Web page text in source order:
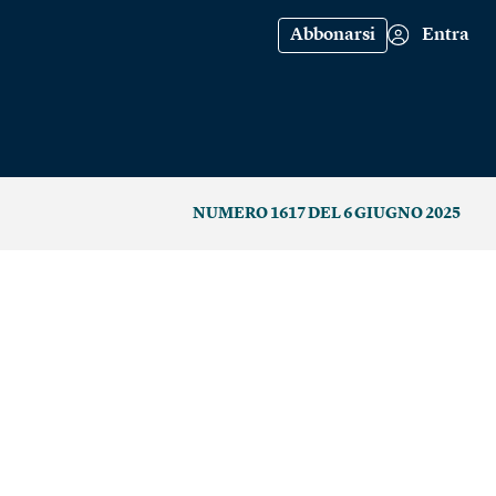
Abbonarsi Entra
NUMERO 1617 DEL 6 GIUGNO 2025